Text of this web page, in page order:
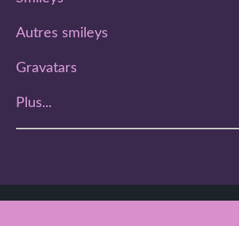
Autres smileys
Gravatars
Plus...